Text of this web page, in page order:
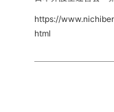
https://
html